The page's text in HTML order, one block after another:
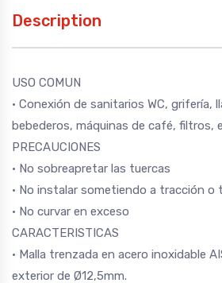
Description
USO COMUN
· Conexión de sanitarios WC, grifería,
bebederos, máquinas de café, filtros,
PRECAUCIONES
· No sobreapretar las tuercas
· No instalar sometiendo a tracción o
· No curvar en exceso
CARACTERISTICAS
· Malla trenzada en acero inoxidable
exterior de Ø12,5mm.